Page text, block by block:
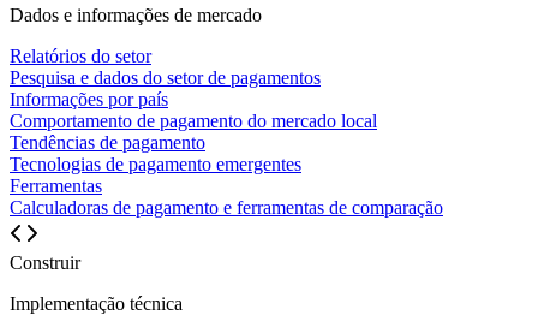
Dados e informações de mercado
Relatórios do setor
Pesquisa e dados do setor de pagamentos
Informações por país
Comportamento de pagamento do mercado local
Tendências de pagamento
Tecnologias de pagamento emergentes
Ferramentas
Calculadoras de pagamento e ferramentas de comparação
Construir
Implementação técnica